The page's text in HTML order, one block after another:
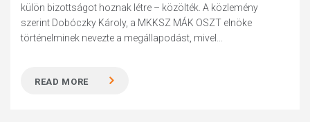
külön bizottságot hoznak létre – közölték. A közlemény
szerint Dobóczky Károly, a MKKSZ MÁK OSZT elnöke
történelminek nevezte a megállapodást, mivel...
READ MORE